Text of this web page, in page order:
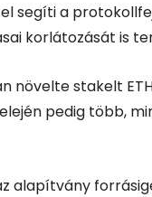
segíti a
korlátozását is
stakelt
pedig több,
alapítvány